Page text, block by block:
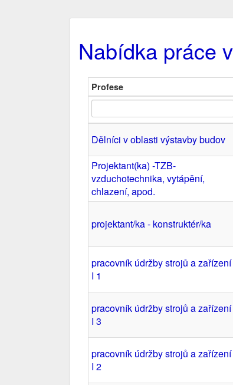
Nabídka práce
Profese
Dělníci v oblasti výstavby budov
Projektant(ka) -TZB-
vzduchotechnika, vytápění,
chlazení, apod.
projektant/ka - konstruktér/ka
pracovník údržby strojů a zařízení
I 1
pracovník údržby strojů a zařízení
I 3
pracovník údržby strojů a zařízení
I 2